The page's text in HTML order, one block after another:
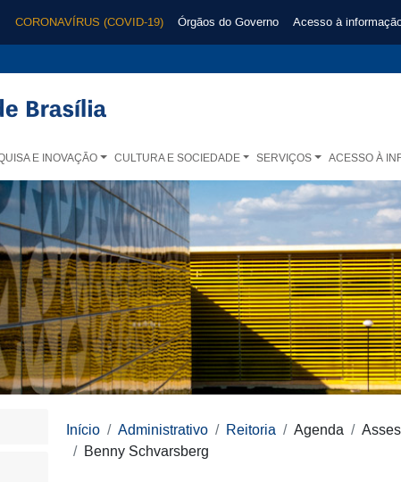
CORONAVÍRUS (COVID-19) Órgãos do Governo Acesso à
E INOVAÇÃO CULTURA E SOCIEDADE SERVIÇOS ACESSO À
Início Administrativo Reitoria Agenda
Benny Schvarsberg